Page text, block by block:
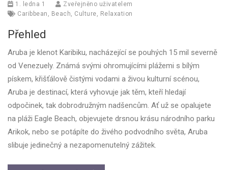
1. ledna 1
Zveřejněno uživatelem
Caribbean , Beach, Culture, Relaxation
Přehled
Aruba je klenot Karibiku, nacházející se pouhých 15 mil severně
od Venezuely. Známá svými ohromujícími plážemi s bílým
pískem, křišťálově čistými vodami a živou kulturní scénou,
Aruba je destinací, která vyhovuje jak těm, kteří hledají
odpočinek, tak dobrodružným nadšencům. Ať už se opalujete
na pláži Eagle Beach, objevujete drsnou krásu národního parku
Arikok, nebo se potápíte do živého podvodního světa, Aruba
slibuje jedinečný a nezapomenutelný zážitek.